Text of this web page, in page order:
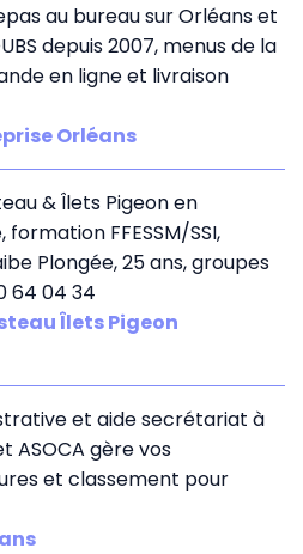
au bureau sur Orléans et
depuis 2007, menus de la
en ligne et livraison
Orléans
& Îlets Pigeon en
FFESSM/SSI,
Plongée, 25 ans, groupes
64 04 34
Îlets Pigeon
et aide secrétariat à
ASOCA gère vos
et classement pour